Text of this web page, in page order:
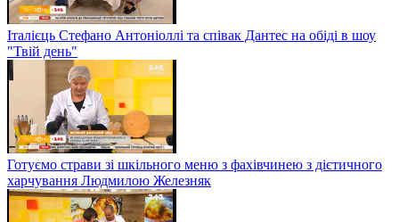
Італієць Стефано Антоніоллі та співак Дантес на обіді в шоу
"Твій день"
Готуємо страви зі шкільного меню з фахівчинею з дієтичного
харчування Людмилою Железняк